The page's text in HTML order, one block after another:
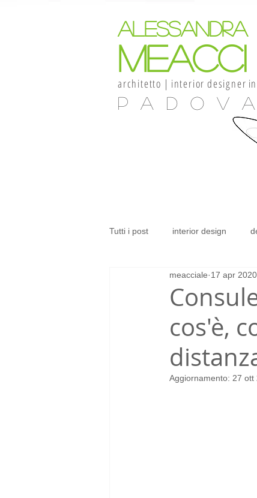
architetto | interior designer in
alessandra
meacci
Tutti i post interior design
arredatore
cos'è,
meacciale 17 apr 2020
Aggiornamento: 27 ott